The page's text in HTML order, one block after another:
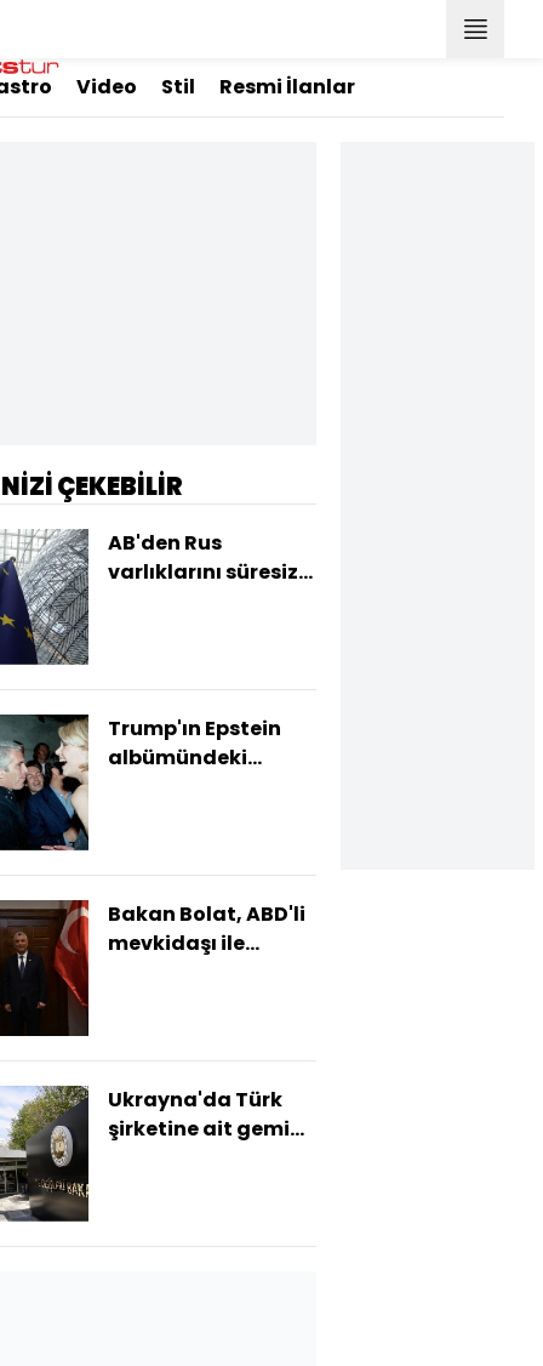
Video Stil Resmi İlanlar
ÇEKEBİLİR
AB'den Rus
varlıklarını süresiz
Trump'ın Epstein
albümündeki
Bakan Bolat, ABD'li
mevkidaşı ile
Ukrayna'da Türk
şirketine ait gemi